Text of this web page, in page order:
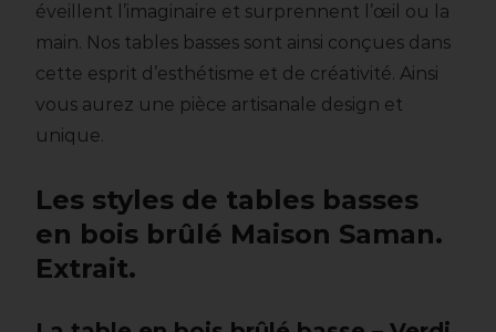
éveillent l’imaginaire et surprennent l’œil ou la
main. Nos tables basses sont ainsi conçues dans
cette esprit d’esthétisme et de créativité. Ainsi
vous aurez une pièce artisanale design et
unique.
Les styles de tables basses
en bois brûlé Maison Saman.
Extrait.